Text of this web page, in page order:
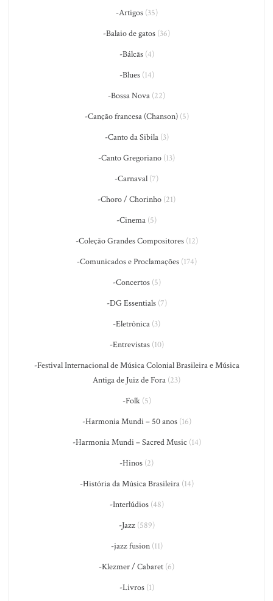
-Artigos(35)
-Balaio de gatos (36)
-Bálcãs(4)
-Blues(14)
-Bossa Nova (22)
-Canção francesa (Chanson)(5)
-Canto da Sibila(3)
-Canto Gregoriano (13)
-Carnaval (7)
-Choro / Chorinho (21)
-Cinema (5)
-Coleção Grandes Compositores(12)
-Comunicados e Proclamações(174)
-Concertos(5)
-DG Essentials(7)
-Eletrônica (3)
-Entrevistas(10)
-Festival Internacional de Música Colonial Brasileira e Música
Antiga de Juiz de Fora (23)
-Folk(5)
-Harmonia Mundi – 50 anos(16)
-Harmonia Mundi – Sacred Music (14)
-Hinos (2)
-História da Música Brasileira(14)
-Interlúdios(48)
-Jazz(589)
-jazz fusion(11)
-Klezmer / Cabaret (6)
-Livros(1)